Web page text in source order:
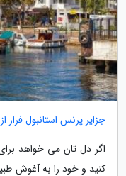
جزایر پرنس استانبول
اگر دل تان می خواهد
کنید و خود را به آغوش